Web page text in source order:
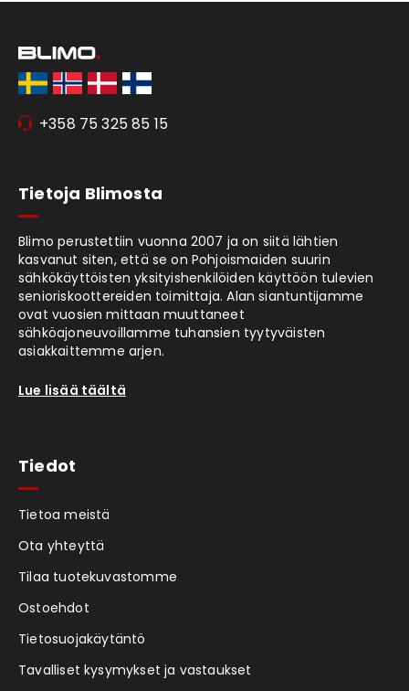
+358 75 325 85 15
Tietoja Blimosta
Blimo perustettiin vuonna 2007 ja on siitä lähtien
kasvanut siten, että se on Pohjoismaiden suurin
sähkökäyttöisten yksityishenkilöiden käyttöön tulevien
senioriskoottereiden toimittaja. Alan siantuntijamme
ovat vuosien mittaan muuttaneet
sähköajoneuvoillamme tuhansien tyytyväisten
asiakkaittemme arjen.
Lue lisää täältä
Tiedot
Tietoa meistä
Ota yhteyttä
Tilaa tuotekuvastomme
Ostoehdot
Tietosuojakäytäntö
Tavalliset kysymykset ja vastaukset